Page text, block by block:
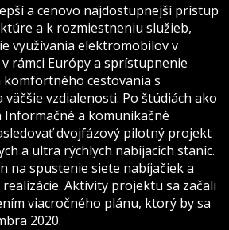
a cenovo najdostupnejší prístup
a k rozmiestneniu služieb,
využívania elektromobilov v
rámci Európy a sprístupnenie
cestovania s
vzdialenosti. Po štúdiách ako
Informačné a komunikačné
dvojfázový pilotný projekt
a ultra rýchlych nabíjacích staníc.
na spustenie siete nabíjačiek a
Aktivity projektu sa začali
viacročného plánu, ktorý by sa
2020.